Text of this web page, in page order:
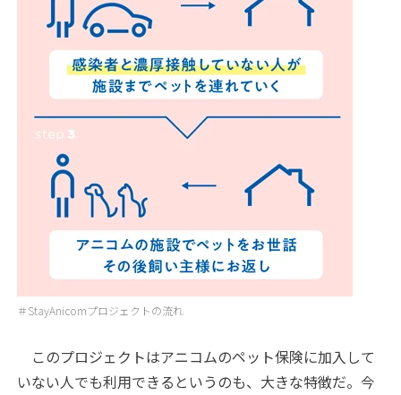
＃StayAnicomプロジェクトの流れ
このプロジェクトはアニコムのペット保険に加入して
いない人でも利用できるというのも、大きな特徴だ。今